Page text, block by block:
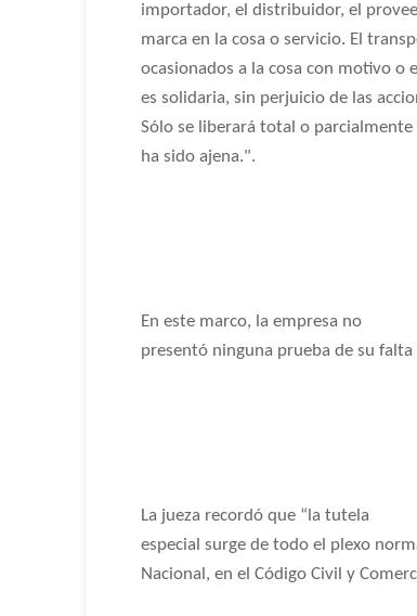
importador, el distribuidor, el
marca en la cosa o servicio. El
ocasionados a la cosa con motivo o
es solidaria, sin perjuicio de las
Sólo se liberará total o
ha sido ajena.".
En este marco, la empresa no
presentó ninguna prueba de su
La jueza recordó que “la tutela
especial surge de todo el plexo
Nacional, en el Código Civil y